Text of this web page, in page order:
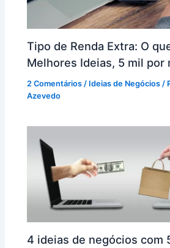
Tipo de Renda Extra: O
Melhores Ideias, 5 mil por
2 Comentários / Ideias de Negócios /
Azevedo
4 ideias de negócios com